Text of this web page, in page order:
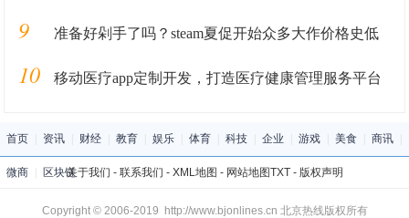
9 准备好剁手了吗？steam夏促开始众多大作价格史低
10 移动医疗app定制开发，打造医疗健康管理服务平台
首页 资讯 财经 教育 娱乐 体育 科技 企业 游戏 美食 商讯
微商 区块链关于我们 - 联系我们 - XML地图 - 网站地图TXT- 版权声明
Copyright © 2006-2019 http://www.bjonlines.cn 北京热线版权所有